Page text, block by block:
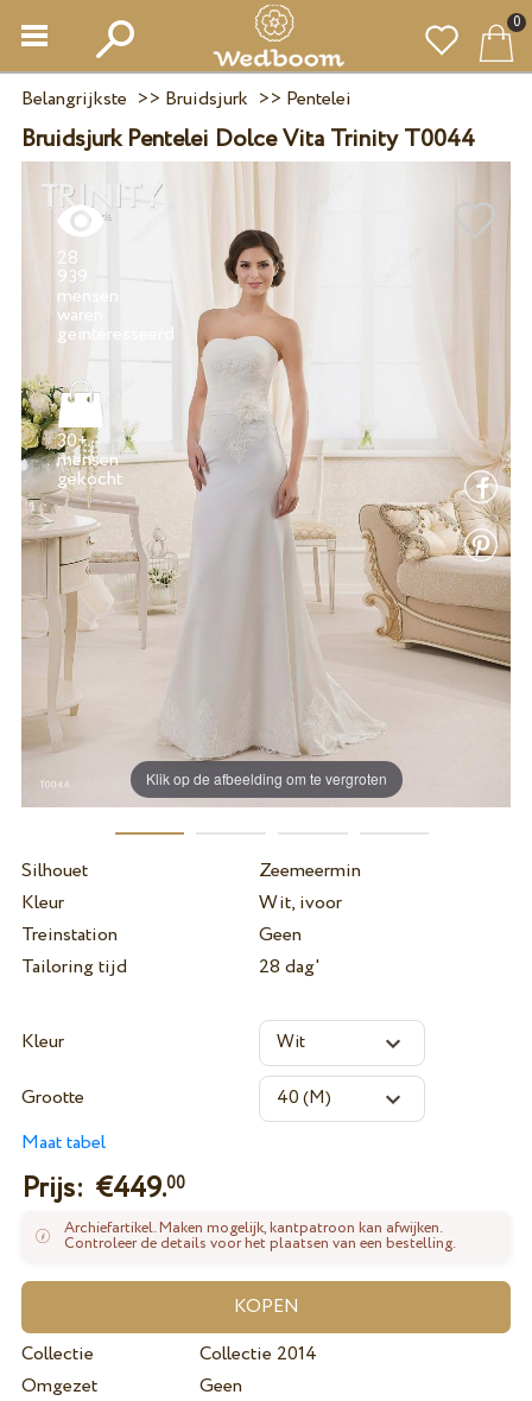
0
Belangrijkste >> Bruidsjurk >> Pentelei
Bruidsjurk Pentelei Dolce Vita Trinity T0044
Klik op de afbeelding om te vergroten
28
939
mensen
waren
30+
mensen
Silhouet
Zeemeermin
Kleur
Wit, ivoor
Treinstation
Geen
Tailoring tijd
28 dag'
Kleur
Grootte
Maat tabel
Prijs: €449.00
Archiefartikel. Maken mogelijk, kantpatroon kan afwijken.
Controleer de details voor het plaatsen van een bestelling.
Collectie
Collectie 2014
Omgezet
Geen